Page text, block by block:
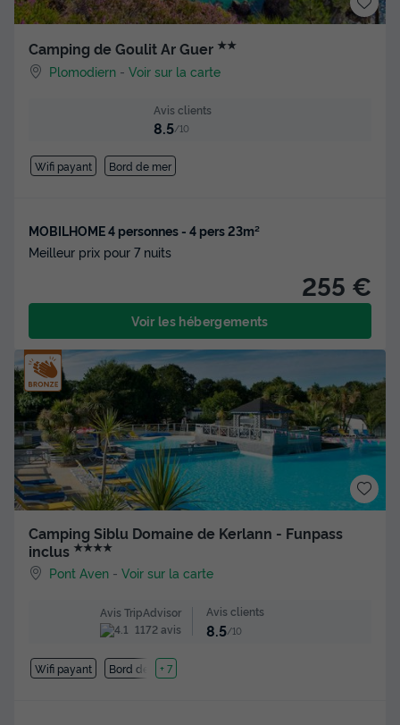
Camping de Goulit Ar Guer ★★
Plomodiern -Voir sur la carte
Avis clients
8.5/10
Wifi payant Bord de mer
MOBILHOME 4 personnes - 4 pers 23m²
Meilleur prix pour 7 nuits
255 €
Voir les hébergements
Camping Siblu Domaine de Kerlann - Funpass
inclus ★★★★
Pont Aven -Voir sur la carte
Avis TripAdvisor
1172 avis
Avis clients
8.5/10
Wifi payant Bord de mer
+ 7